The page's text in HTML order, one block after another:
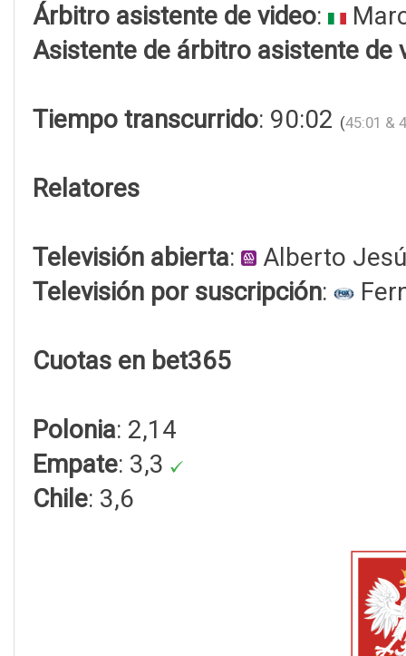
Árbitro asistente de video:
Asistente de árbitro asistente de
Tiempo transcurrido: 90:02 (45:01 &
Relatores
Televisión abierta:
Alberto
Televisión por suscripción:
Cuotas en bet365
Polonia: 2,14
Empate: 3,3
Chile: 3,6